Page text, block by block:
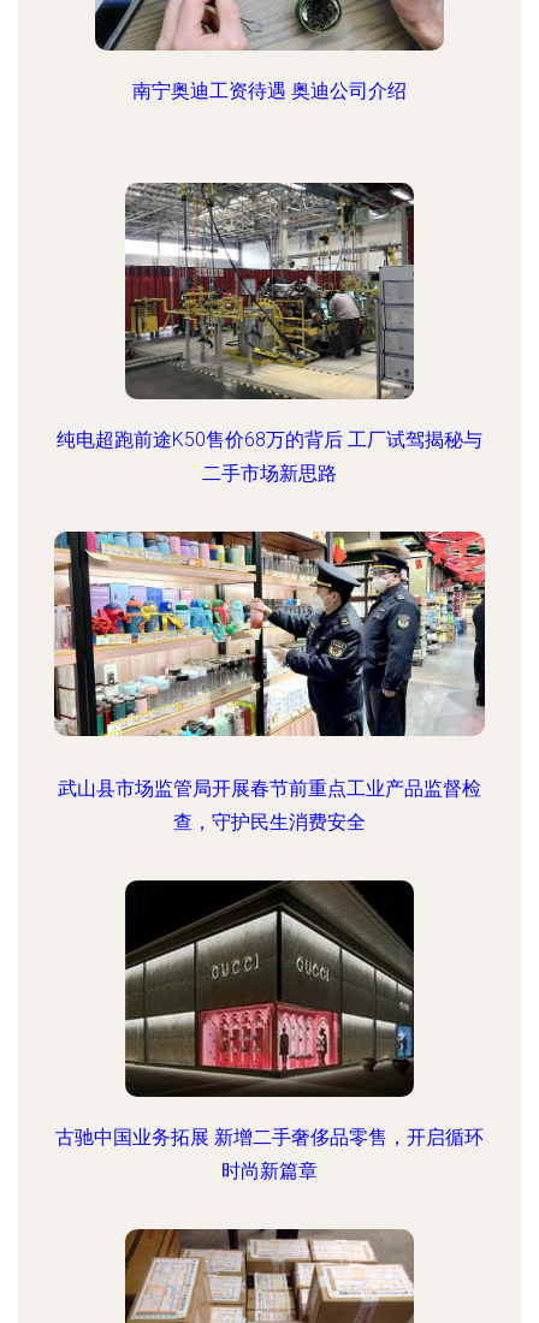
南宁奥迪工资待遇 奥迪公司介绍
纯电超跑前途K50售价68万的背后 工厂试驾揭秘与
二手市场新思路
武山县市场监管局开展春节前重点工业产品监督检
查，守护民生消费安全
古驰中国业务拓展 新增二手奢侈品零售，开启循环
时尚新篇章